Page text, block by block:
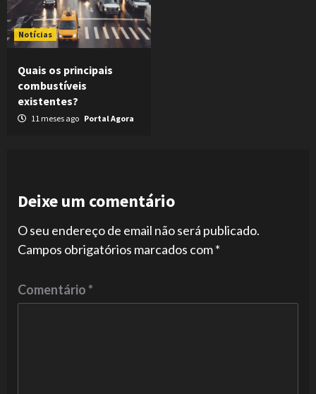
Notícias
Quais os principais
combustíveis
existentes?
11 meses ago Portal Agora
Deixe um comentário
O seu endereço de email não será publicado.
Campos obrigatórios marcados com*
Comentário*